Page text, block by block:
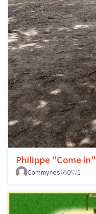
Philippe "Come in"
Commynes
0 1